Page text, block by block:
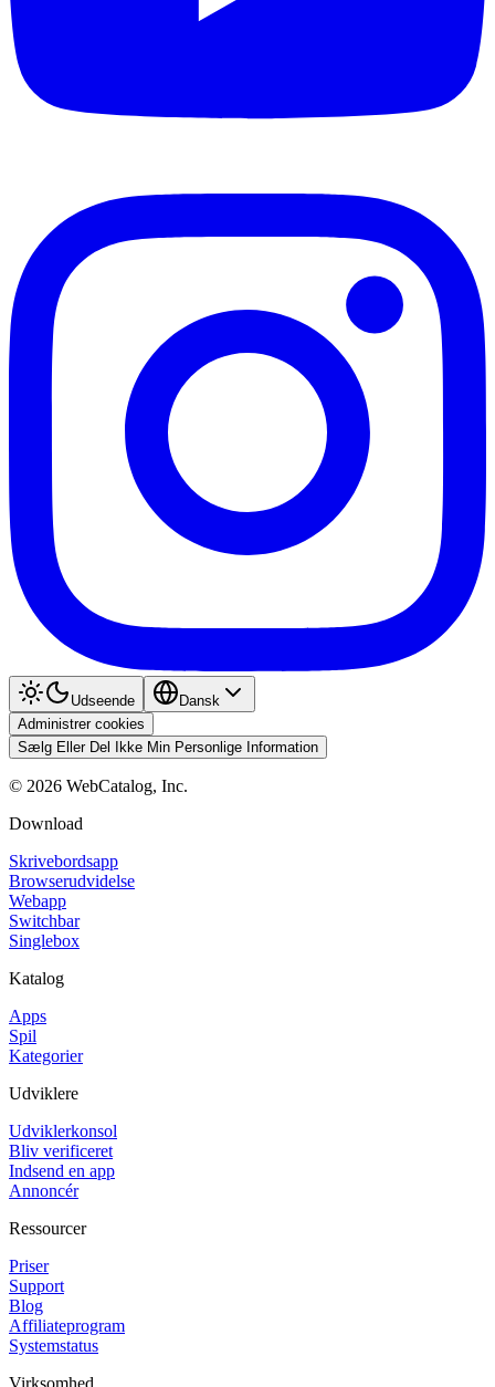
Udseende
Dansk
Administrer cookies
Sælg Eller Del Ikke Min Personlige Information
© 2026 WebCatalog, Inc.
Download
Skrivebordsapp
Browserudvidelse
Webapp
Switchbar
Singlebox
Katalog
Apps
Spil
Kategorier
Udviklere
Udviklerkonsol
Bliv verificeret
Indsend en app
Annoncér
Ressourcer
Priser
Support
Blog
Affiliateprogram
Systemstatus
Virksomhed